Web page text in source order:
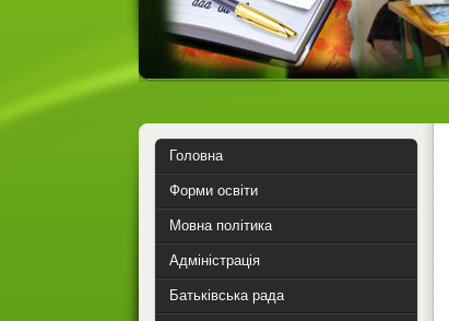
Головна
Форми освіти
Мовна політика
Адміністрація
Батьківська рада